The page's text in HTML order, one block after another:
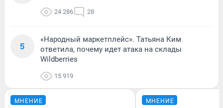
24 286 28
5
«Народный маркетплейс». Татьяна Ким
ответила, почему идет атака на склады
Wildberries
15 919
МНЕНИЕ МНЕНИЕ